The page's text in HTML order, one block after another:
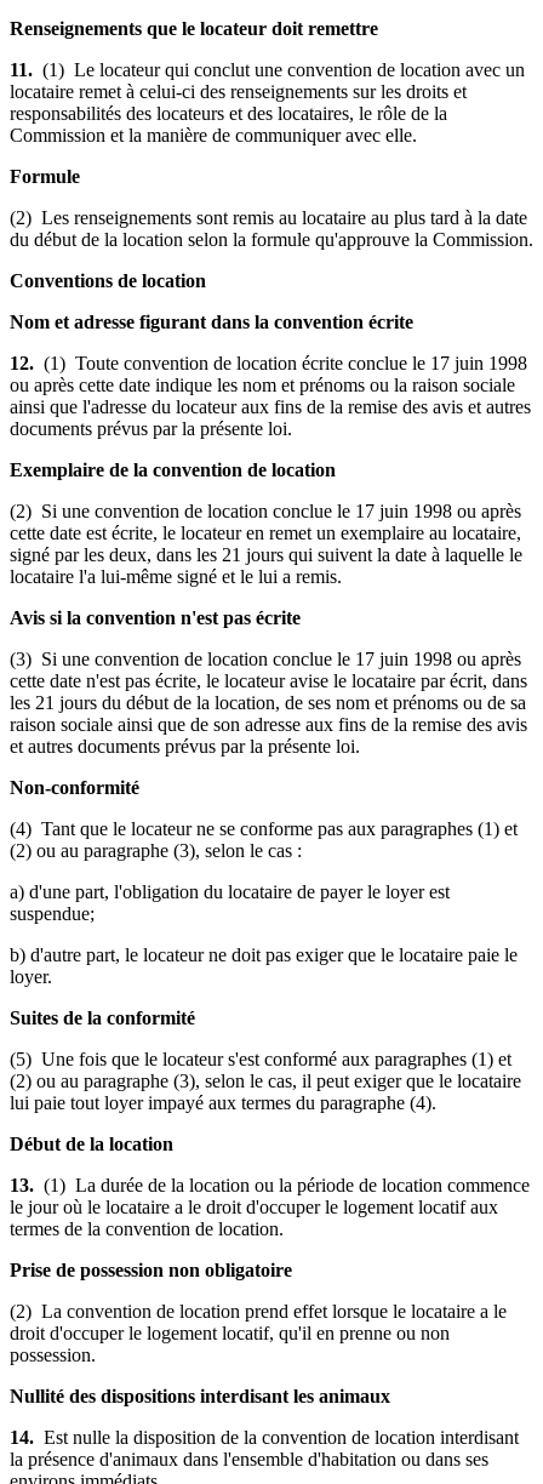
Renseignements que le locateur doit remettre
11. (1) Le locateur qui conclut une convention de location avec un
locataire remet à celui-ci des renseignements sur les droits et
responsabilités des locateurs et des locataires, le rôle de la
Commission et la manière de communiquer avec elle.
Formule
(2) Les renseignements sont remis au locataire au plus tard à la date
du début de la location selon la formule qu'approuve la Commission.
Conventions de location
Nom et adresse figurant dans la convention écrite
12. (1) Toute convention de location écrite conclue le 17 juin 1998
ou après cette date indique les nom et prénoms ou la raison sociale
ainsi que l'adresse du locateur aux fins de la remise des avis et autres
documents prévus par la présente loi.
Exemplaire de la convention de location
(2) Si une convention de location conclue le 17 juin 1998 ou après
cette date est écrite, le locateur en remet un exemplaire au locataire,
signé par les deux, dans les 21 jours qui suivent la date à laquelle le
locataire l'a lui-même signé et le lui a remis.
Avis si la convention n'est pas écrite
(3) Si une convention de location conclue le 17 juin 1998 ou après
cette date n'est pas écrite, le locateur avise le locataire par écrit, dans
les 21 jours du début de la location, de ses nom et prénoms ou de sa
raison sociale ainsi que de son adresse aux fins de la remise des avis
et autres documents prévus par la présente loi.
Non-conformité
(4) Tant que le locateur ne se conforme pas aux paragraphes (1) et
(2) ou au paragraphe (3), selon le cas :
a) d'une part, l'obligation du locataire de payer le loyer est
suspendue;
b) d'autre part, le locateur ne doit pas exiger que le locataire paie le
loyer.
Suites de la conformité
(5) Une fois que le locateur s'est conformé aux paragraphes (1) et
(2) ou au paragraphe (3), selon le cas, il peut exiger que le locataire
lui paie tout loyer impayé aux termes du paragraphe (4).
Début de la location
13. (1) La durée de la location ou la période de location commence
le jour où le locataire a le droit d'occuper le logement locatif aux
termes de la convention de location.
Prise de possession non obligatoire
(2) La convention de location prend effet lorsque le locataire a le
droit d'occuper le logement locatif, qu'il en prenne ou non
possession.
Nullité des dispositions interdisant les animaux
14. Est nulle la disposition de la convention de location interdisant
la présence d'animaux dans l'ensemble d'habitation ou dans ses